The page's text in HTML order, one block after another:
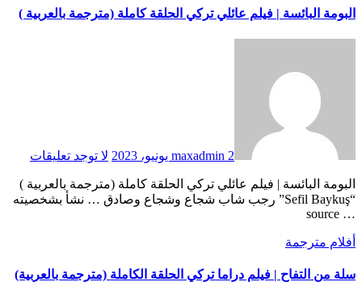
البومة البائسة | فيلم عائلي تركي الحلقة كاملة (مترجمة بالعربية )
maxadmin 2 يونيو، 2023 لا توجد تعليقات
“Sefil Baykuş” رجب شاب شجاع وشجاع وصادق … نشأ بشخصيته
… source
أفلام مترجمة
سلة من التفاح | فيلم دراما تركي الحلقة الكاملة (مترجمة بالعربية)